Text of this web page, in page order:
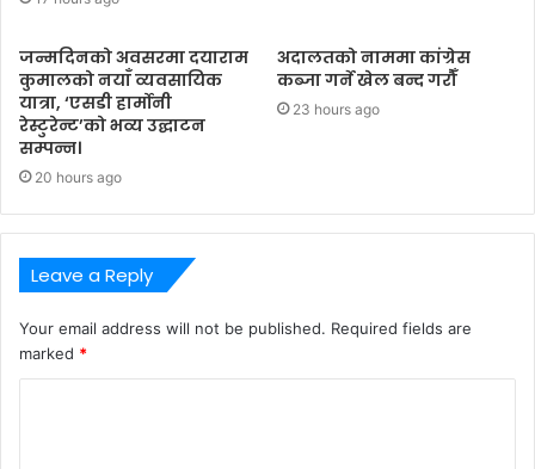
जन्मदिनको अवसरमा दयाराम
कुमालको नयाँ व्यवसायिक
यात्रा, ‘एसडी हार्मोनी
रेस्टुरेन्ट’को भव्य उद्घाटन
सम्पन्न।
20 hours ago
अदालतको नाममा कांग्रेस
कब्जा गर्ने खेल बन्द गरौँ
23 hours ago
Leave a Reply
Your email address will not be published. Required fields are
marked *